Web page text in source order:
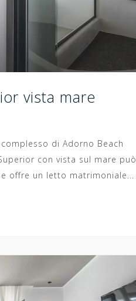
vista mare
di Adorno Beach
con vista sul mare può
offre un letto matrimoniale...